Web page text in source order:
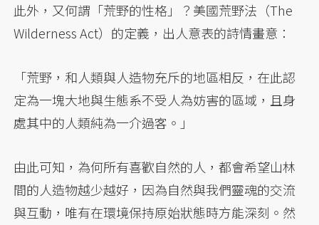
此外，又何謂「荒野的性格」？美國荒野法（The
Wilderness Act）的定義，出人意表的詩情畫意：
「荒野，和人類與人造物充斥的地區相反，在此認
定為一塊大地與生態系不受人為妨害的區域，且身
處其中的人類純為一介過客。」
由此可知，為何所有喜歡自然的人，都會希望山林
間的人造物越少越好，因為自然與我們靈魂的交流
與互動，唯有在環境保持原始狀態時方能深刻。然